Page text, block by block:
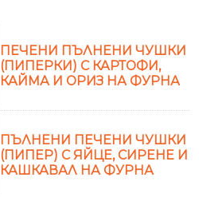
ПЕЧЕНИ ПЪЛНЕНИ ЧУШКИ
(ПИПЕРКИ) С КАРТОФИ,
КАЙМА И ОРИЗ НА ФУРНА
ПЪЛНЕНИ ПЕЧЕНИ ЧУШКИ
(ПИПЕР) С ЯЙЦЕ, СИРЕНЕ И
КАШКАВАЛ НА ФУРНА